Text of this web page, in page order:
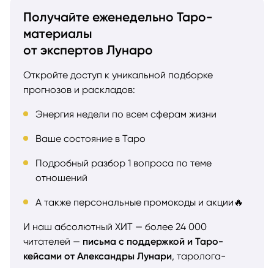
Получайте еженедельно Таро-
материалы
от экспертов Лунаро
Откройте доступ к уникальной подборке
прогнозов и раскладов:
Энергия недели по всем сферам жизни
Ваше состояние в Таро
Подробный разбор 1 вопроса по теме
отношений
А также персональные промокоды и акции🔥
И наш абсолютный ХИТ — более 24 000
читателей — письма с поддержкой и Таро-
кейсами от Александры Лунари, таролога-